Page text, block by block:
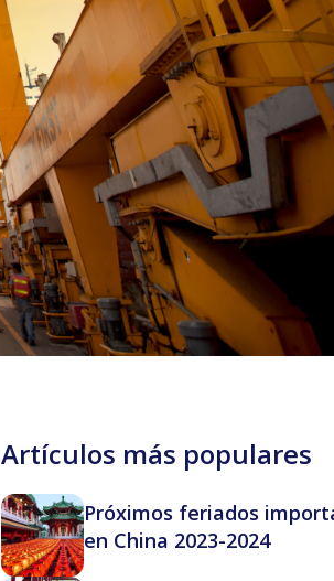
Artículos más populares
Próximos feriados
en China 2023-2024